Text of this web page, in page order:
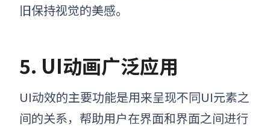
旧保持视觉的美感。
5. UI动画广泛应用
UI动效的主要功能是用来呈现不同UI元素之
间的关系，帮助用户在界面和界面之间进行